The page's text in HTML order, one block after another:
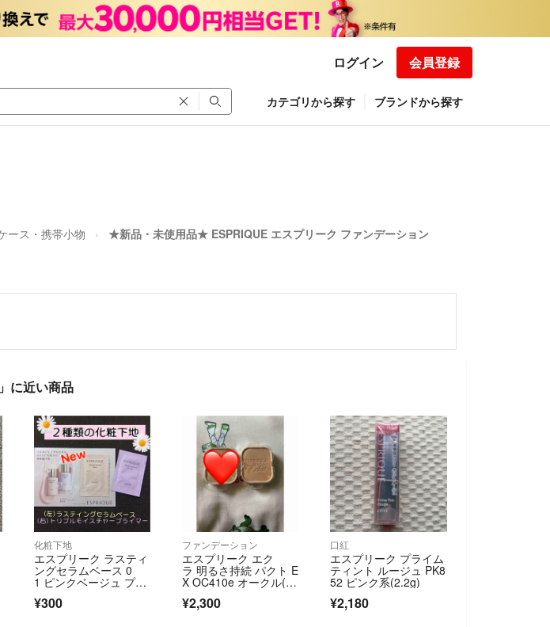
ログイン 会員登録
カテゴリから探す ブランドから探す
ース・携帯小物
★新品・未使用品★ ESPRIQUE エスプリーク ファンデーション
に近い商品
化粧下地
エスプリーク ラスティ
ングセラムベース 0
1 ピンクベージュ プラ
イマー 下地
¥300
ファンデーション
エスプリーク エク
ラ 明るさ持続 パクト E
X OC410e オークル(9.
¥2,300
口紅
エスプリーク プライム
ティント ルージュ PK8
52 ピンク系(2.2g)
¥2,180